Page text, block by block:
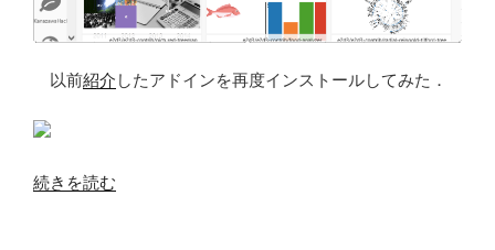
以前紹介 したアドインを再度インストールしてみた．
“EXCEL
続きを読む